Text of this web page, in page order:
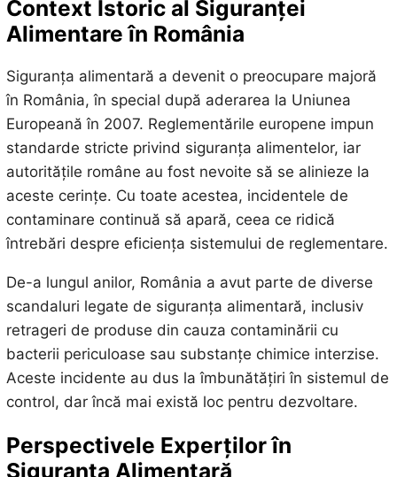
Context Istoric al Siguranței
Alimentare în România
Siguranța alimentară a devenit o preocupare majoră
în România, în special după aderarea la Uniunea
Europeană în 2007. Reglementările europene impun
standarde stricte privind siguranța alimentelor, iar
autoritățile române au fost nevoite să se alinieze la
aceste cerințe. Cu toate acestea, incidentele de
contaminare continuă să apară, ceea ce ridică
întrebări despre eficiența sistemului de reglementare.
De-a lungul anilor, România a avut parte de diverse
scandaluri legate de siguranța alimentară, inclusiv
retrageri de produse din cauza contaminării cu
bacterii periculoase sau substanțe chimice interzise.
Aceste incidente au dus la îmbunătățiri în sistemul de
control, dar încă mai există loc pentru dezvoltare.
Perspectivele Experților în
Siguranța Alimentară